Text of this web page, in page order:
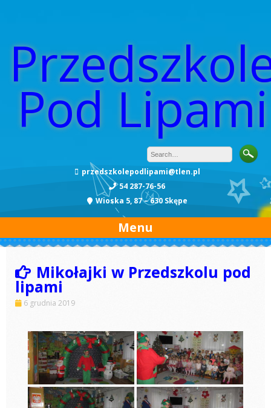
Pod Lipami
przedszkolepodlipami@tlen.pl
54 287-76-56
Wioska 5, 87 – 630 Skępe
Menu
Mikołajki w Przedszkolu pod
lipami
6 grudnia 2019